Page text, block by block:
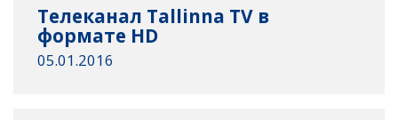
Телеканал Tallinna TV в
формате HD
05.01.2016